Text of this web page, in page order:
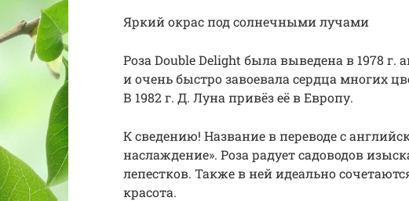
Яркий окрас под солнечными лучами
Роза Double Delight была выведена в 1978
и очень быстро завоевала сердца многих
В 1982 г. Д. Луна привёз её в Европу.
К сведению! Название в переводе с
наслаждение». Роза радует садоводов
лепестков. Также в ней идеально
красота.